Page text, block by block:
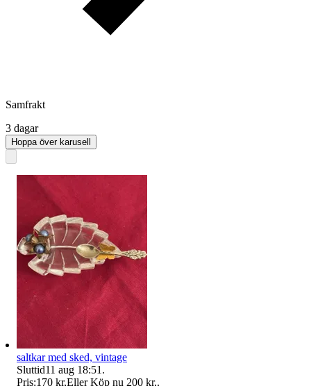
Samfrakt
3 dagar
Hoppa över karusell
saltkar med sked, vintage
Sluttid11 aug 18:51 .
Pris:170 kr,Eller Köp nu 200 kr,.